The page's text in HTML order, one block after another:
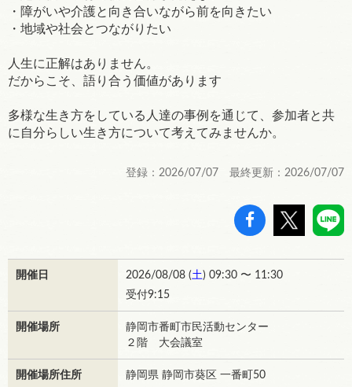
・障がいや介護と向き合いながら前を向きたい
・地域や社会とつながりたい
人生に正解はありません。
だからこそ、語り合う価値があります
多様な生き方をしている人達の事例を通じて、参加者と共
に自分らしい生き方について考えてみませんか。
登録：2026/07/07 最終更新：2026/07/07
開催日 2026/08/08 (土) 09:30 〜 11:30
受付9:15
開催場所
静岡市番町市民活動センター
２階 大会議室
開催場所住所 静岡県 静岡市葵区 一番町50